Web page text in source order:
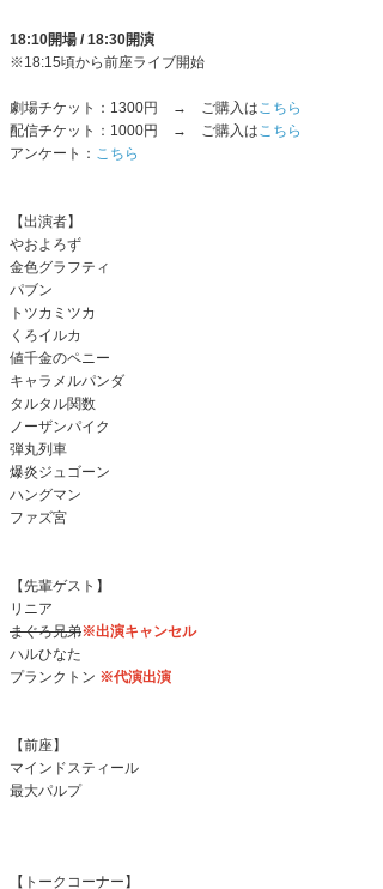
18:10開場 / 18:30開演
※18:15頃から前座ライブ開始
劇場チケット：1300円 → ご購入はこちら
配信チケット：1000円 → ご購入はこちら
アンケート： こちら
【出演者】
やおよろず
金色グラフティ
パブン
トツカミツカ
くろイルカ
値千金のペニー
キャラメルパンダ
タルタル関数
ノーザンパイク
弾丸列車
爆炎ジュゴーン
ハングマン
ファズ宮
【先輩ゲスト】
リニア
まぐろ兄弟※出演キャンセル
ハルひなた
プランクトン ※代演出演
【前座】
マインドスティール
最大パルプ
【トークコーナー】